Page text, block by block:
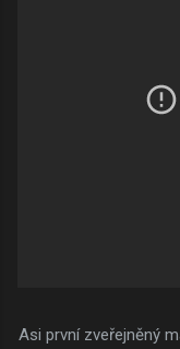
Asi první zveřejněný